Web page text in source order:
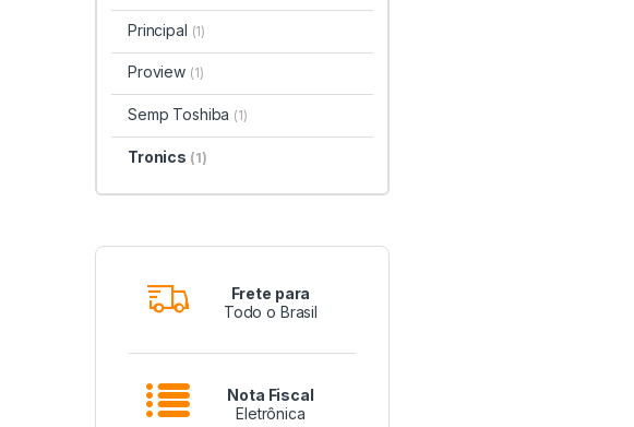
Principal (1)
Proview (1)
Semp Toshiba (1)
Tronics (1)
Frete para
Todo o Brasil
Nota Fiscal
Eletrônica